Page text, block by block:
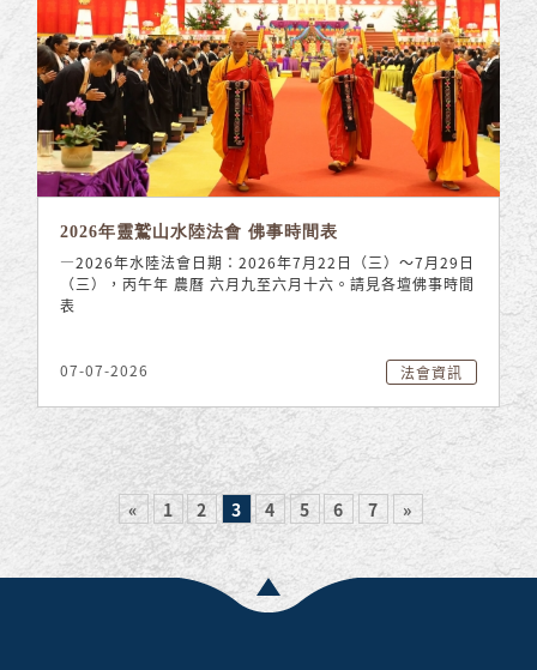
2026年靈鷲山水陸法會 佛事時間表
—2026年水陸法會日期：2026年7月22日（三）～7月29日
（三），丙午年 農曆 六月九至六月十六。請見各壇佛事時間
表
07-07-2026 法會資訊
« 1 2 3 4 5 6 7 »